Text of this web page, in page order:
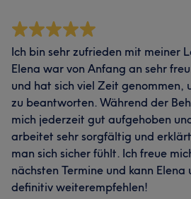
Ich bin sehr zufrieden mit meiner
Elena war von Anfang an sehr
und hat sich viel Zeit genommen,
zu beantworten. Während der
mich jederzeit gut aufgehoben
arbeitet sehr sorgfältig und
man sich sicher fühlt. Ich freue
nächsten Termine und kann Elena
definitiv weiterempfehlen!